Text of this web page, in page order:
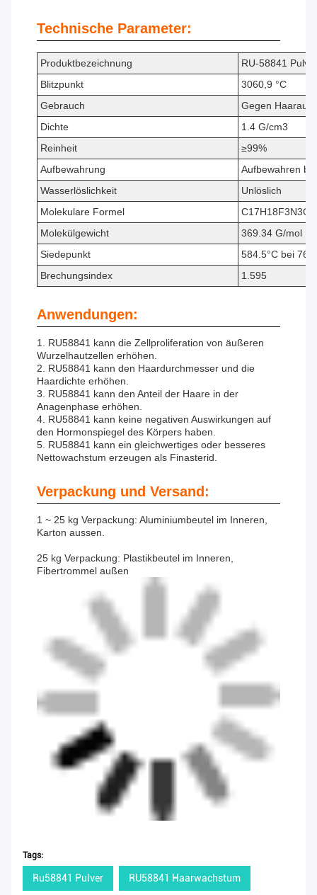
Technische Parameter:
Produktbezeichnung
RU-58841
Blitzpunkt
3060,9 °C
Gebrauch
Gegen
Dichte
1.4 G/cm3
Reinheit
≥99%
Aufbewahrung
Aufbewahren
Wasserlöslichkeit
Unlöslich
Molekulare Formel
C17H18F3N3O3
Molekülgewicht
369.34 G/mol
Siedepunkt
584.5°C bei 760
Brechungsindex
1.595
Anwendungen:
1. RU58841 kann die Zellproliferation von äußeren
Wurzelhautzellen erhöhen.
2. RU58841 kann den Haardurchmesser und die
Haardichte erhöhen.
3. RU58841 kann den Anteil der Haare in der
Anagenphase erhöhen.
4. RU58841 kann keine negativen Auswirkungen auf
den Hormonspiegel des Körpers haben.
5. RU58841 kann ein gleichwertiges oder besseres
Nettowachstum erzeugen als Finasterid.
Verpackung und Versand:
1 ~ 25 kg Verpackung: Aluminiumbeutel im Inneren,
Karton aussen.
25 kg Verpackung: Plastikbeutel im Inneren,
Fibertrommel außen
Tags:
Ru58841 Pulver RU58841 Haarwachstum